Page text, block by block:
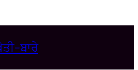
ਬਾਰੇ